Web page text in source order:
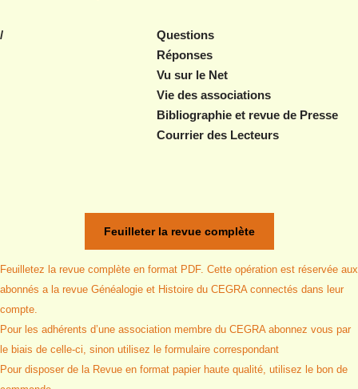
/ Questions
Réponses
Vu sur le Net
Vie des associations
Bibliographie et revue de Presse
Courrier des Lecteurs
Feuilleter la revue complète
Feuilletez la revue complète en format PDF. Cette opération est réservée aux
abonnés a la revue Généalogie et Histoire du CEGRA connectés dans leur
compte.
Pour les adhérents d’une association membre du CEGRA abonnez vous par
le biais de celle-ci, sinon utilisez le formulaire correspondant
Pour disposer de la Revue en format papier haute qualité, utilisez le bon de